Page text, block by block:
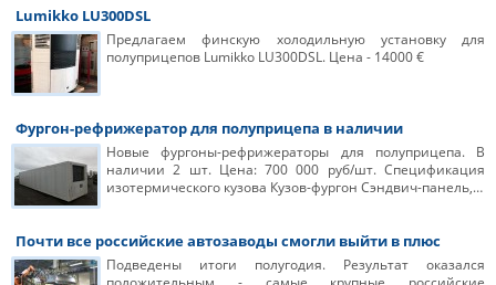
Lumikko LU300DSL
Предлагаем финскую холодильную установку для
полуприцепов Lumikko LU300DSL. Цена - 14000 €
Фургон-рефрижератор для полуприцепа в наличии
Новые фургоны-рефрижераторы для полуприцепа. В
наличии 2 шт. Цена: 700 000 руб/шт. Спецификация
изотермического кузова Кузов-фургон Сэндвич-панель,…
Почти все российские автозаводы смогли выйти в плюс
Подведены итоги полугодия. Результат оказался